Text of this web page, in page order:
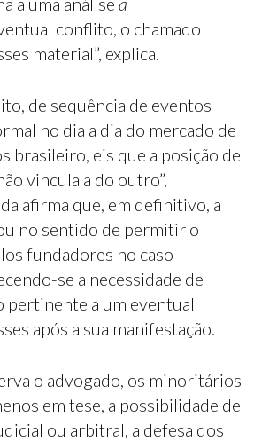
conflito, o chamado
material”, explica.
de sequência de eventos
no dia a dia do mercado de
brasileiro, eis que a posição de
vincula a do outro”,
afirma que, em definitivo, a
no sentido de permitir o
fundadores no caso
se a necessidade de
pertinente a um eventual
após a sua manifestação.
o advogado, os minoritários
em tese, a possibilidade de
ou arbitral, a defesa dos